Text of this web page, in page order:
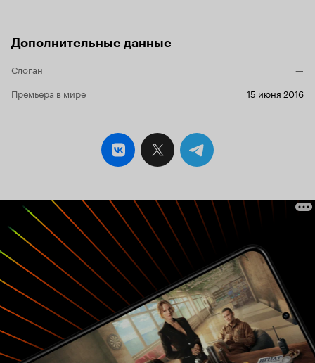
Дополнительные данные
Слоган
—
Премьера в мире
15 июня 2016